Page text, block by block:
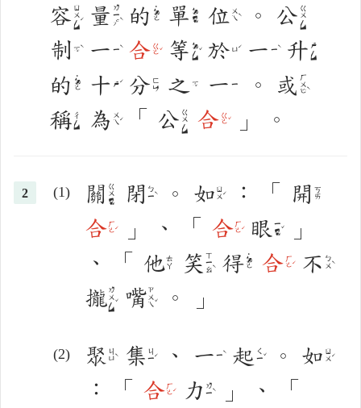
容ㄖㄨㄥˊ 量ㄌㄧㄤˋ 的 ㄉㄜ 單 ㄉㄢ 位 ㄨㄟˋ 。 公ㄍㄨㄥ
制 ㄓˋ 一 ㄧˋ 合ㄍㄜˇ 等 ㄉㄥˇ 於 ㄩˊ 一 ㄧˋ 升 ㄕㄥ
的 ㄉㄜ 十 ㄕˊ 分 ㄈㄣ 之 ㄓ 一 ㄧ 。 或ㄏㄨㄛˋ
稱 ㄔㄥ 為 ㄨㄟˊ 「 公ㄍㄨㄥ 合ㄍㄜˇ 」 。
關ㄍㄨㄢ 閉ㄅㄧˋ 。 如ㄖㄨˊ ： 「 開 ㄎㄞ
合ㄏㄜˊ 」 、 「 合ㄏㄜˊ 眼 ㄧㄢˇ
」
、
「 他ㄊㄚ 笑ㄒㄧㄠˋ 得ㄉㄜ 合ㄏㄜˊ 不 ㄅㄨˋ
攏ㄌㄨㄥˇ 嘴ㄗㄨㄟˇ 。 」
聚 ㄐㄩˋ 集ㄐㄧˊ 、 一 ㄧˋ 起 ㄑㄧˇ 。 如 ㄖㄨˊ
： 「 合ㄏㄜˊ 力 ㄌㄧˋ 」 、
「